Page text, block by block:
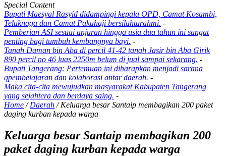
Special Content
Bupati Maesyal Rasyid didampingi kepala OPD, Camat Kosambi,
Teluknaga dan Camat Pakuhaji bersilahturahmi. -
Pemberian ASI sesuai anjuran hingga usia dua tahun ini sangat
penting bagi tumbuh kembangnya bayi. -
Tanah Daman bin Aba di percil 41-42 tanah Jasir bin Aba Girik
890 percil no 46 luas 2250m belum di jual sampai sekarang. -
Bupati Tangerang: Pertemuan ini diharapkan menjadi sarana
qpembelajaran dan kolaborasi antar daerah. -
Maka cita-cita mewujudkan masyarakat Kabupaten Tangerang
yang sejahtera dan berdaya saing. -
Home /Daerah /Keluarga besar Santaip membagikan 200 paket
daging kurban kepada warga
Keluarga besar Santaip membagikan 200
paket daging kurban kepada warga